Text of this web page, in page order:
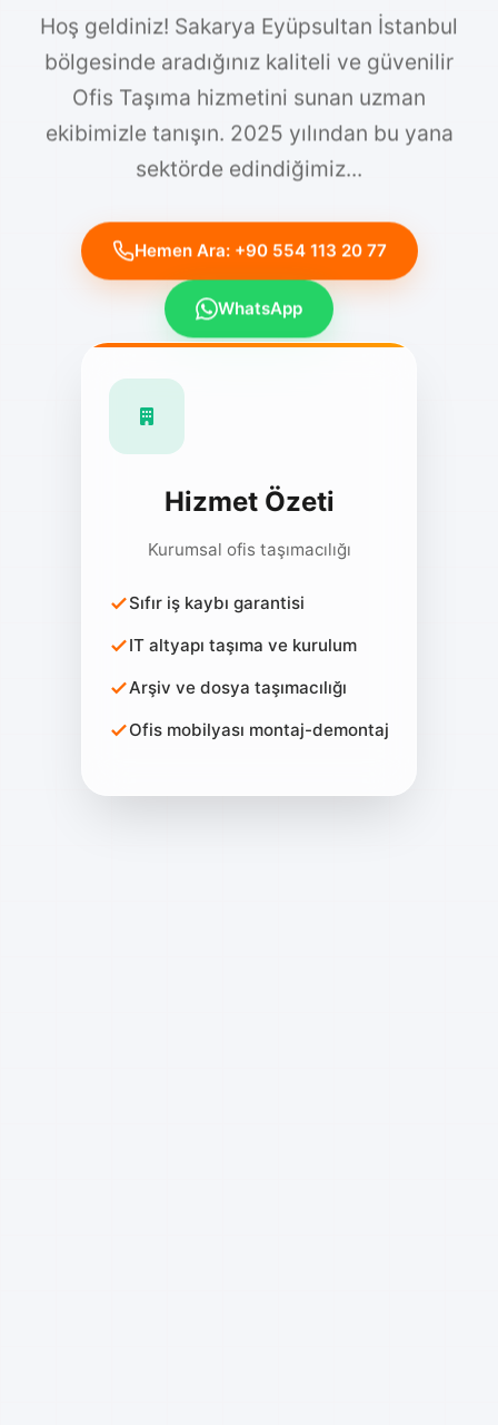
Hoş geldiniz! Sakarya Eyüpsultan İstanbul
bölgesinde aradığınız kaliteli ve güvenilir
Ofis Taşıma hizmetini sunan uzman
ekibimizle tanışın. 2025 yılından bu yana
sektörde edindiğimiz...
Hizmet Özeti
Kurumsal ofis taşımacılığı
Sıfır iş kaybı garantisi
IT altyapı taşıma ve kurulum
Arşiv ve dosya taşımacılığı
Ofis mobilyası montaj-demontaj